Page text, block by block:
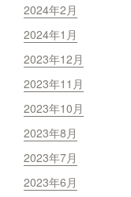
2024年2月
2024年1月
2023年12月
2023年11月
2023年10月
2023年8月
2023年7月
2023年6月